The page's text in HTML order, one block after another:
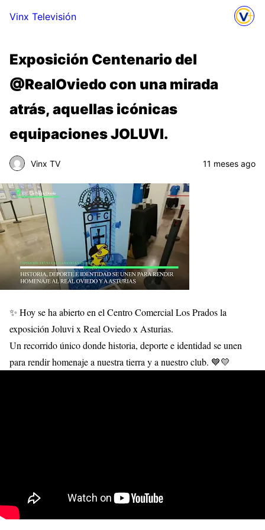
Vinx Televisión
Exposición Centenario del
@RealOviedo con una mirada
atrás, aquellas icónicas
equipaciones JOLUVI.
Vinx TV 11 meses ago
✨ Hoy se ha abierto en el Centro Comercial Los Prados la
exposición Joluvi x Real Oviedo x Asturias.
Un recorrido único donde historia, deporte e identidad se unen
para rendir homenaje a nuestra tierra y a nuestro club. 💙💛